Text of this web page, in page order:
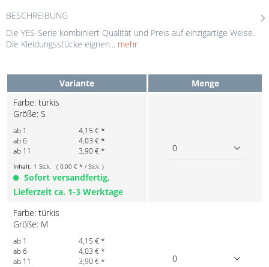
BESCHREIBUNG
Die YES-Serie kombiniert Qualität und Preis auf einzigartige Weise.
Die Kleidungsstücke eignen... mehr
Variante
Menge
Farbe: türkis
Größe: S
ab 1
4,15 € *
ab 6
4,03 € *
ab 11
3,90 € *
Inhalt: 1 Stck. ( 0,00 € * / Stck. )
Sofort versandfertig,
Lieferzeit ca. 1-3 Werktage
0
Farbe: türkis
Größe: M
ab 1
4,15 € *
ab 6
4,03 € *
ab 11
3,90 € * 0